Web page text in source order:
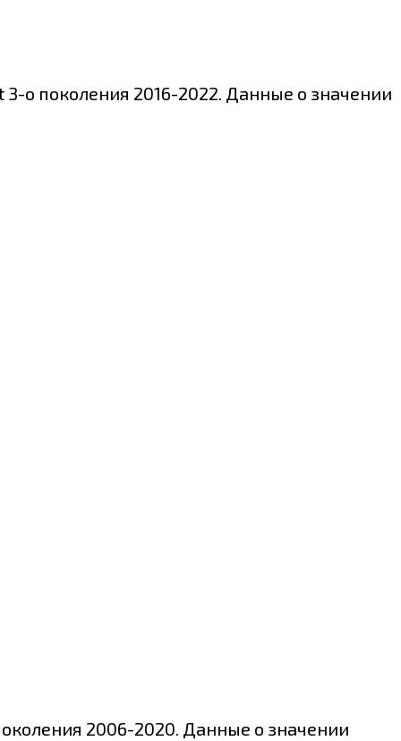
о поколения 2016-2022. Данные о значении
2006-2020. Данные о значении